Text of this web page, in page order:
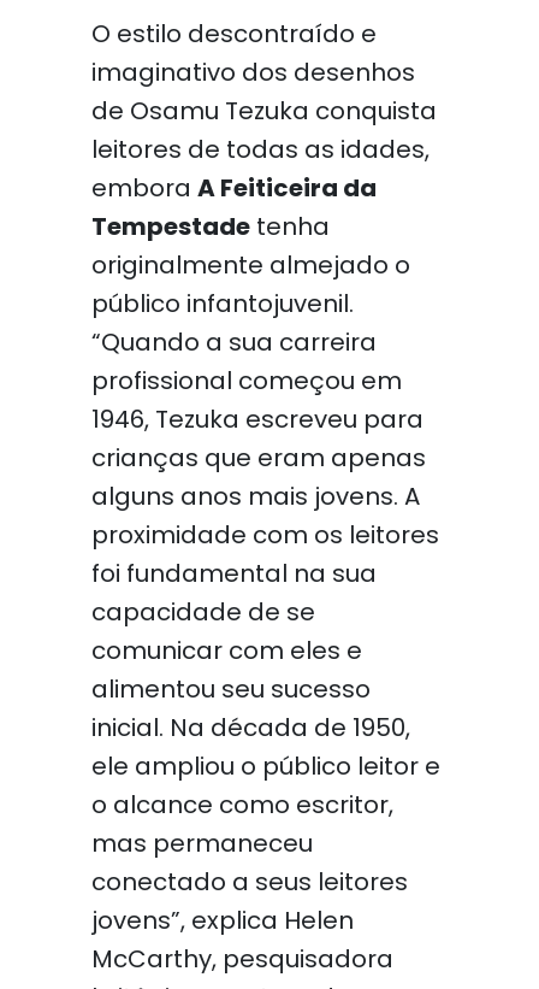
O estilo descontraído e
imaginativo dos desenhos
de Osamu Tezuka conquista
leitores de todas as idades,
embora A Feiticeira da
Tempestadetenha
originalmente almejado o
público infantojuvenil.
“Quando a sua carreira
profissional começou em
1946, Tezuka escreveu para
crianças que eram apenas
alguns anos mais jovens. A
proximidade com os leitores
foi fundamental na sua
capacidade de se
comunicar com eles e
alimentou seu sucesso
inicial. Na década de 1950,
ele ampliou o público leitor e
o alcance como escritor,
mas permaneceu
conectado a seus leitores
jovens”, explica Helen
McCarthy, pesquisadora